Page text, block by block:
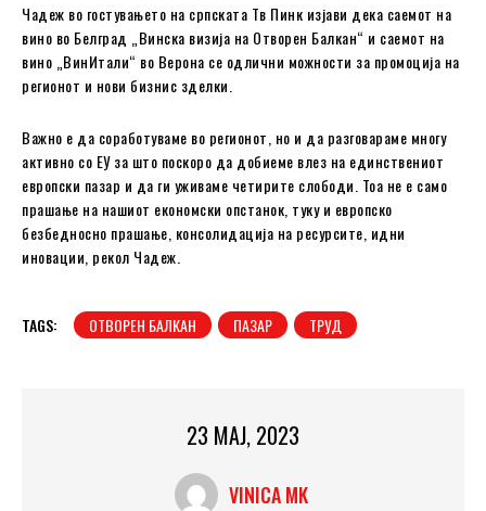
Чадеж во гостувањето на српската Тв Пинк изјави дека саемот на
вино во Белград „Винска визија на Отворен Балкан“ и саемот на
вино „ВинИтали“ во Верона се одлични можности за промоција на
регионот и нови бизнис зделки.
Важно е да соработуваме во регионот, но и да разговараме многу
активно со ЕУ за што поскоро да добиеме влез на единствениот
европски пазар и да ги уживаме четирите слободи. Тоа не е само
прашање на нашиот економски опстанок, туку и европско
безбедносно прашање, консолидација на ресурсите, идни
иновации, рекол Чадеж.
TAGS: ОТВОРЕН БАЛКАН ПАЗАР ТРУД
23 МАЈ, 2023
VINICA MK